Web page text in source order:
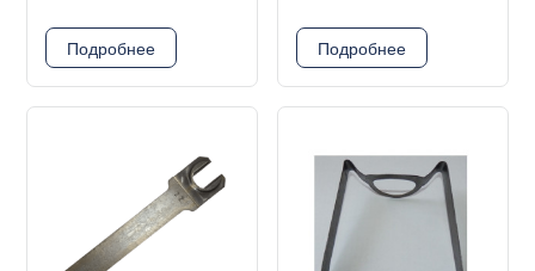
Подробнее Подробнее